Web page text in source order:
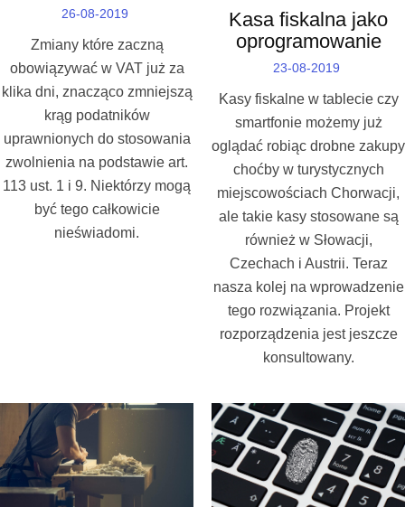
26-08-2019
Zmiany które zaczną
obowiązywać w VAT już za
klika dni, znacząco zmniejszą
krąg podatników
uprawnionych do stosowania
zwolnienia na podstawie art.
113 ust. 1 i 9. Niektórzy mogą
być tego całkowicie
nieświadomi.
Kasa fiskalna jako
oprogramowanie
23-08-2019
Kasy fiskalne w tablecie czy
smartfonie możemy już
oglądać robiąc drobne zakupy
choćby w turystycznych
miejscowościach Chorwacji,
ale takie kasy stosowane są
również w Słowacji,
Czechach i Austrii. Teraz
nasza kolej na wprowadzenie
tego rozwiązania. Projekt
rozporządzenia jest jeszcze
konsultowany.